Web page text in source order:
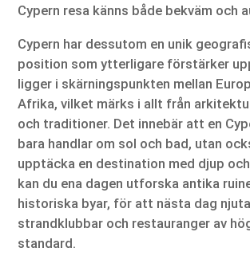
Cypern resa känns både bekväm och
Cypern har dessutom en unik
position som ytterligare förstärker
ligger i skärningspunkten mellan
Afrika, vilket märks i allt från
och traditioner. Det innebär att en
bara handlar om sol och bad, utan
upptäcka en destination med djup
kan du ena dagen utforska antika
historiska byar, för att nästa dag
strandklubbar och restauranger av
standard.